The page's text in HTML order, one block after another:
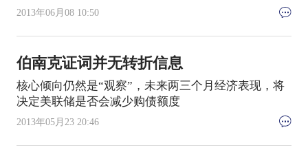
2013年06月08 10:50
伯南克证词并无转折信息
核心倾向仍然是“观察”，未来两三个月经济表现，将
决定美联储是否会减少购债额度
2013年05月23 20:46